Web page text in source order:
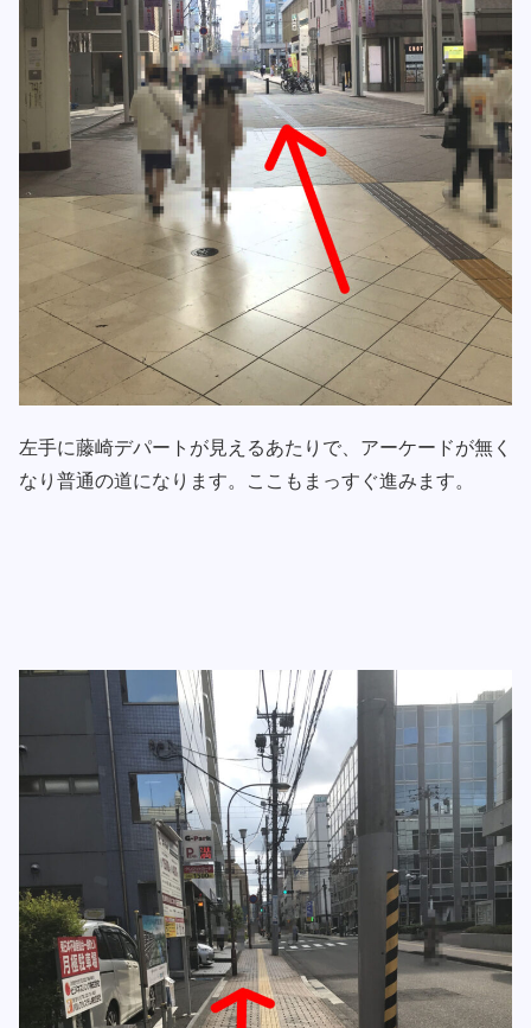
左手に藤崎デパートが見えるあたりで、アーケードが無く
なり普通の道になります。ここもまっすぐ進みます。